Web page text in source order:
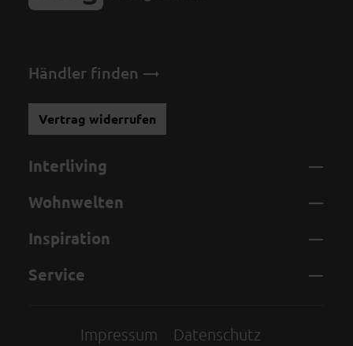
Händler finden
Vertrag widerrufen
Interliving
Wohnwelten
Inspiration
Service
Impressum
Datenschutz